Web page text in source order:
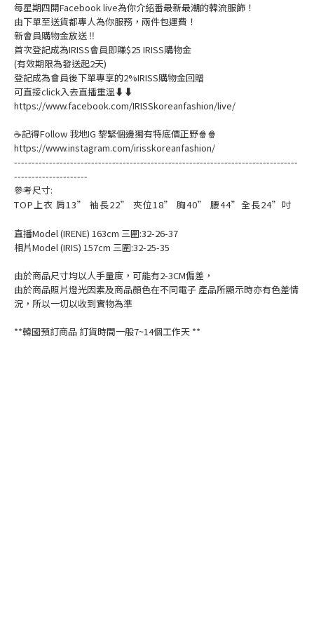
每星期四開Facebook live為你介紹番最新最潮的韓流服飾！
由下單至送貨都專人為你服務，兩件包運費！
新會員購物金放送 ‼️
首次登記成為IRISS會員即賺$25 IRISS購物金
(有效期限為發送起2天)
登記成為會員後下單專享的2%IRISS購物金回贈
可直接click入去直播重溫⬇⬇
https://www.facebook.com/IRISSkoreanfashion/live/
☕記得Follow 我地IG 黎緊個邊獨有特底價正野🍿🍿
https://www.instagram.com/irisskoreanfashion/
---------------------------------------------------------------------------------
---------------------
參考尺寸:
TOP上衣 肩13” 袖長22” 夾位18” 胸40” 腰44”全長24”吋
直播Model (IRENE) 163cm 三圍:32-26-37
相片Model (IRIS) 157cm 三圍:32-25-35
由於商品尺寸均以人手量度，可能有2-3CM偏差，
由於商品照片燈光因素及商品顏色在不同電子 產品所顯示時亦有色差情
況，所以一切以收到實物為準
**韓國預訂商品 訂貨時間一般7~14個工作天 **